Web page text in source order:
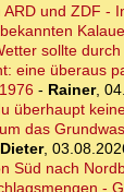
und ZDF -
sollte
eine überaus
- Rainer,
überhaupt
das
Dieter,
Süd nach
-